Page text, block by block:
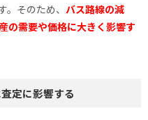
そのため、 バス路線の減
の需要や価格に大きく影響す
定に影響する